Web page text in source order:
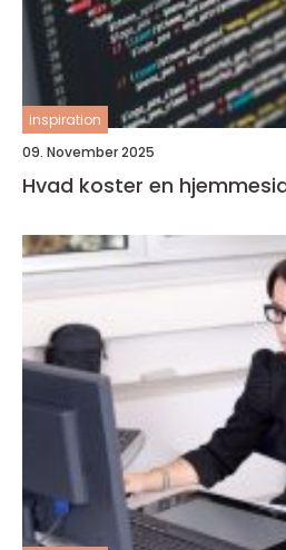
inspiration
09. November 2025
Hvad koster en